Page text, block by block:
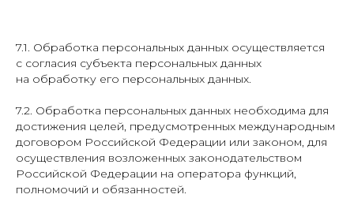
7.1. Обработка персональных данных осуществляется
с согласия субъекта персональных данных
на обработку его персональных данных.
7.2. Обработка персональных данных необходима для
достижения целей, предусмотренных международным
договором Российской Федерации или законом, для
осуществления возложенных законодательством
Российской Федерации на оператора функций,
полномочий и обязанностей.